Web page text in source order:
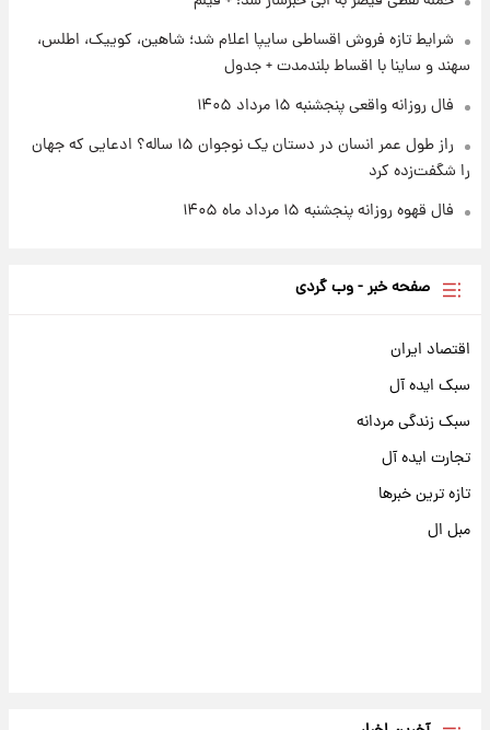
کار استقلال و رامین رضاییان رسما تمام شد +
عکس / خداحافظی صمیمانه آبی ها با رامین!
شرایط تازه فروش اقساطی سایپا اعلام شد؛ شاهین، کوییک، اطلس،
سهند و ساینا با اقساط بلندمدت + جدول
فال روزانه واقعی پنجشنبه ۱۵ مرداد ۱۴۰۵
راز طول عمر انسان در دستان یک نوجوان ۱۵ ساله؟ ادعایی که جهان
را شگفت‌زده کرد
فال قهوه روزانه پنجشنبه ۱۵ مرداد ماه ۱۴۰۵
صفحه خبر - وب گردی
اقتصاد ایران
سبک ایده آل
سبک زندگی مردانه
تجارت ایده آل
تازه ترین خبرها
مبل ال